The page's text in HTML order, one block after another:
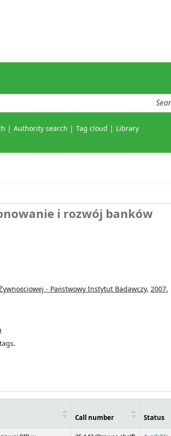
Authority search Tag cloud Library
i rozwój banków
- Państwowy Instytut Badawczy, 2007.
Call number Status